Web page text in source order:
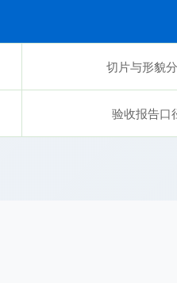
切片与形貌
验收报告口